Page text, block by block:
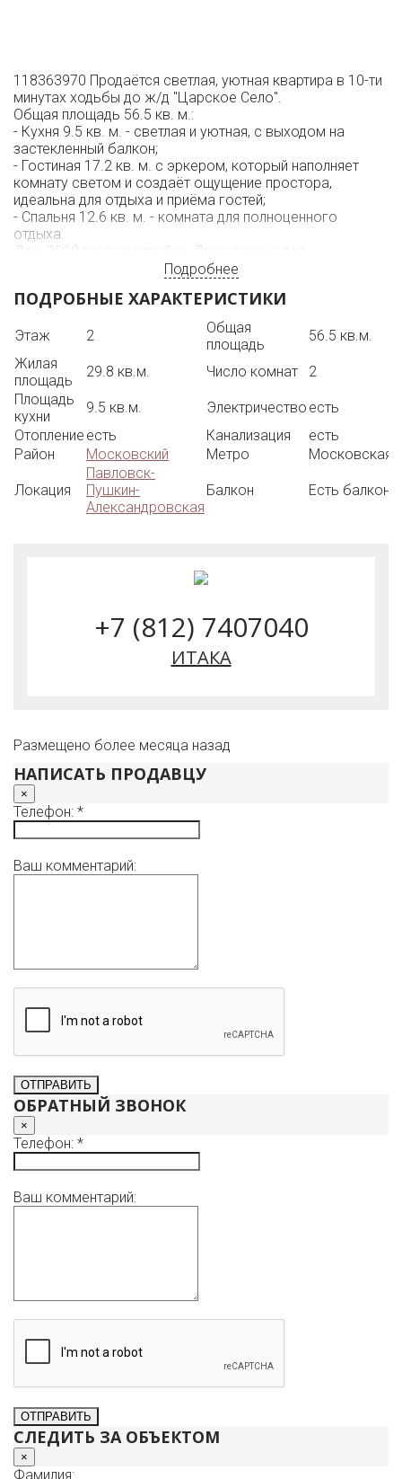
118363970 Продаётся светлая, уютная квартира в 10-ти
минутах ходьбы до ж/д "Царское Село".
Общая площадь 56.5 кв. м.:
- Кухня 9.5 кв. м. - светлая и уютная, с выходом на
застекленный балкон;
- Гостиная 17.2 кв. м. с эркером, который наполняет
комнату светом и создаёт ощущение простора,
идеальна для отдыха и приёма гостей;
- Спальня 12.6 кв. м. - комната для полноценного
отдыха.
Дом 2008 года постройки. Двор закрыт для
постороннего транспорта (установлен шлагбаум), что
организовано видеонаблюдение. Во дворе детская
Развитая инфраструктура - в шаговой доступности всё
для комфортного проживания: остановки транспорта,
супермаркеты, аптеки, поликлиники, детские сады и
школы. А знаменитые парки Пушкина и Павловска
станут вашим любимым местом для прогулок.
На все вопросы отвечу по телефону. Покажу квартиру
в удобное для всех время.
Итака. 30 лет на рынке.
Подробнее
ПОДРОБНЫЕ ХАРАКТЕРИСТИКИ
Этаж 2
Общая
площадь
56.5 кв.м.
Жилая
площадь
29.8 кв.м. Число комнат
2
Площадь
кухни
9.5 кв.м. Электричество есть
Отопление есть Канализация
есть
Район
Московский Метро Московская
Локация
Павловск-
Пушкин-
Александровская
Балкон Есть балкон
+7 (812) 7407040
ИТАКА
Размещено более месяца назад
НАПИСАТЬ ПРОДАВЦУ
×
Телефон: *
Ваш комментарий:
ОБРАТНЫЙ ЗВОНОК
×
Телефон: *
Ваш комментарий:
СЛЕДИТЬ ЗА ОБЪЕКТОМ
×
Фамилия: